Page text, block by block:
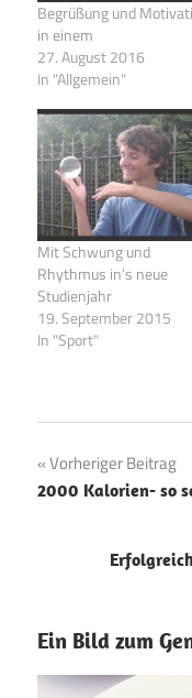
Begrüßung und
in einem
27. August 2016
In "Allgemein"
Mit Schwung und
Rhythmus in’s neue
Studienjahr
19. September 2015
In "Sport"
Vorheriger Beitrag
2000 Kalorien- so
Ein Bild zum